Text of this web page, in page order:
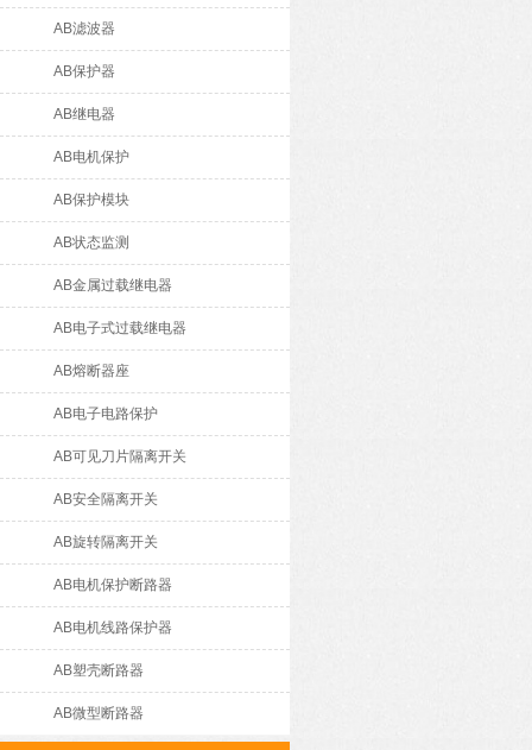
AB滤波器
AB保护器
AB继电器
AB电机保护
AB保护模块
AB状态监测
AB金属过载继电器
AB电子式过载继电器
AB熔断器座
AB电子电路保护
AB可见刀片隔离开关
AB安全隔离开关
AB旋转隔离开关
AB电机保护断路器
AB电机线路保护器
AB塑壳断路器
AB微型断路器